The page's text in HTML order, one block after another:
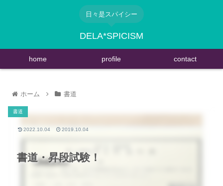
日々是スパイシー
DELA*SPICISM
home profile contact
ホーム 書道
書道・昇段試験！
書道
2022.10.04 2019.10.04